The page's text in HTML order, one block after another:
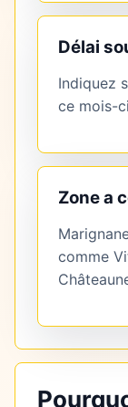
Délai
Indiquez
ce mois-
Zone a
comme